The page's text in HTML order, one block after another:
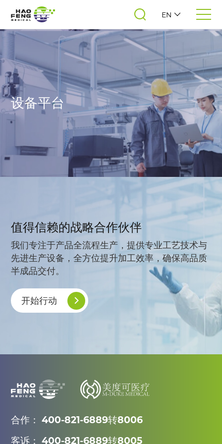
EN
设备平台
值得信赖的战略合作伙伴
我们专注于产品全流程生产，提供专业工艺技术与
先进生产设备，全方位提升加工效率，确保高品质
半成品交付。
开始行动
合作： 400-821-6889转8006
客诉： 400-821-6889转8005